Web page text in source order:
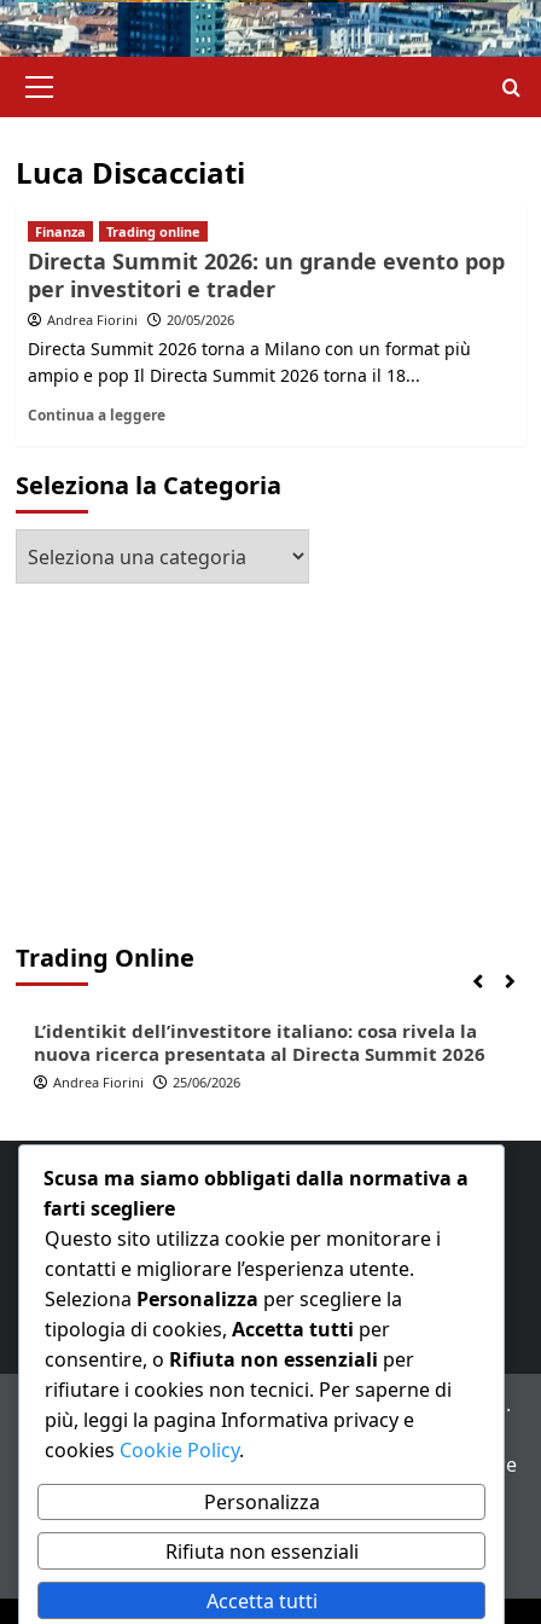
principale
Luca Discacciati
Finanza Trading online
Directa Summit 2026: un grande evento pop
per investitori e trader
Andrea Fiorini 20/05/2026
Directa Summit 2026 torna a Milano con un format più
ampio e pop Il Directa Summit 2026 torna il 18...
Continua a leggere
Seleziona la Categoria
la
Trading Online
L’identikit dell’investitore italiano: cosa rivela la
nuova ricerca presentata al Directa Summit 2026
Andrea Fiorini 25/06/2026
E-mail:redazione@nuovaeconomia.it
ANNO XXIII – Testata giornalistica reg. Trib. Milano n.
487 del 20/9/2002 – Dir. resp. Andrea Fiorini
Avviso IA: alcuni articoli di questo sito possono essere
realizzati con il supporto di sistemi di intelligenza
artificiale con supervisione e verifica di un redattore
Informativa privacy e cookie
Scusa ma siamo obbligati dalla normativa a
farti scegliere
Questo sito utilizza cookie per monitorare i
contatti e migliorare l’esperienza utente.
Seleziona Personalizza per scegliere la
tipologia di cookies, Accetta tutti per
consentire, o Rifiuta non essenziali per
rifiutare i cookies non tecnici. Per saperne di
più, leggi la pagina Informativa privacy e
cookies Cookie Policy.
Personalizza
Rifiuta non essenziali
Accetta tutti